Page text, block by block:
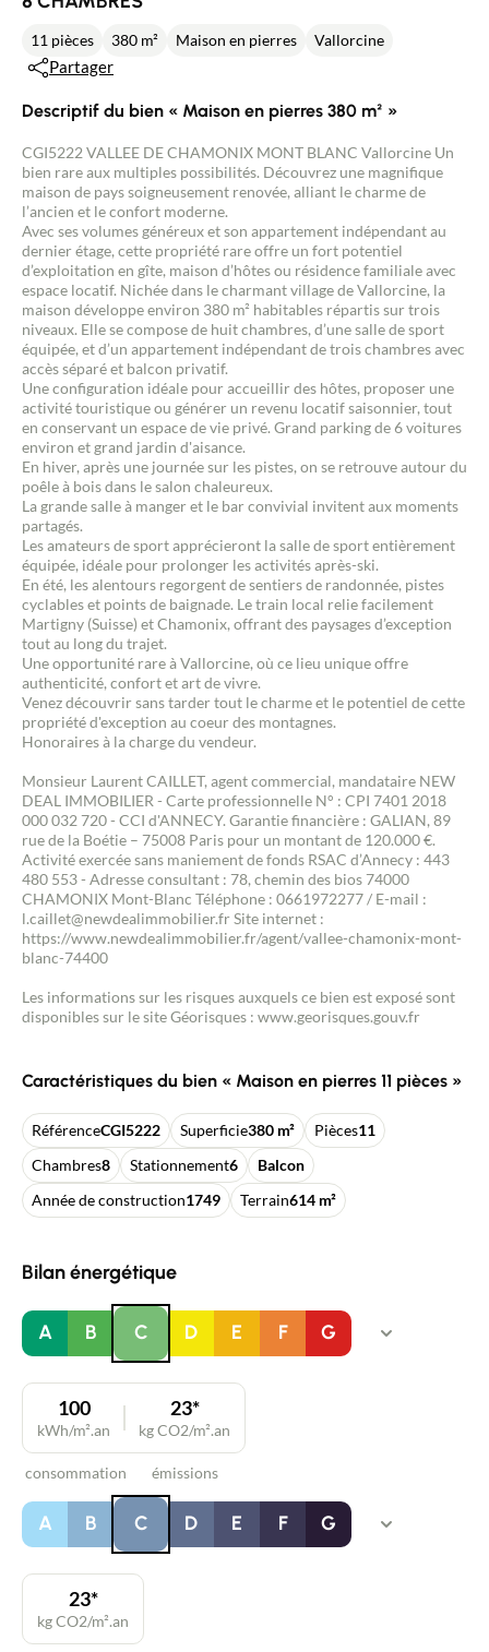
11 pièces 380 m² Maison en pierres Vallorcine
Partager
Descriptif du bien « Maison en pierres 380 m² »
CGI5222 VALLEE DE CHAMONIX MONT BLANC Vallorcine Un
bien rare aux multiples possibilités. Découvrez une magnifique
maison de pays soigneusement renovée, alliant le charme de
l’ancien et le confort moderne.
Avec ses volumes généreux et son appartement indépendant au
dernier étage, cette propriété rare offre un fort potentiel
d’exploitation en gîte, maison d’hôtes ou résidence familiale avec
espace locatif. Nichée dans le charmant village de Vallorcine, la
maison développe environ 380 m² habitables répartis sur trois
niveaux. Elle se compose de huit chambres, d’une salle de sport
équipée, et d’un appartement indépendant de trois chambres avec
accès séparé et balcon privatif.
Une configuration idéale pour accueillir des hôtes, proposer une
activité touristique ou générer un revenu locatif saisonnier, tout
en conservant un espace de vie privé. Grand parking de 6 voitures
environ et grand jardin d'aisance.
En hiver, après une journée sur les pistes, on se retrouve autour du
poêle à bois dans le salon chaleureux.
La grande salle à manger et le bar convivial invitent aux moments
partagés.
Les amateurs de sport apprécieront la salle de sport entièrement
équipée, idéale pour prolonger les activités après-ski.
En été, les alentours regorgent de sentiers de randonnée, pistes
cyclables et points de baignade. Le train local relie facilement
Martigny (Suisse) et Chamonix, offrant des paysages d’exception
tout au long du trajet.
Une opportunité rare à Vallorcine, où ce lieu unique offre
authenticité, confort et art de vivre.
Venez découvrir sans tarder tout le charme et le potentiel de cette
propriété d'exception au coeur des montagnes.
Honoraires à la charge du vendeur.
Monsieur Laurent CAILLET, agent commercial, mandataire NEW
DEAL IMMOBILIER - Carte professionnelle N° : CPI 7401 2018
000 032 720 - CCI d'ANNECY. Garantie financière : GALIAN, 89
rue de la Boétie – 75008 Paris pour un montant de 120.000 €.
Activité exercée sans maniement de fonds RSAC d’Annecy : 443
480 553 - Adresse consultant : 78, chemin des bios 74000
CHAMONIX Mont-Blanc Téléphone : 0661972277 / E-mail :
l.caillet@newdealimmobilier.fr Site internet :
https://www.newdealimmobilier.fr/agent/vallee-chamonix-mont-
blanc-74400
Les informations sur les risques auxquels ce bien est exposé sont
disponibles sur le site Géorisques : www.georisques.gouv.fr
Caractéristiques du bien « Maison en pierres 11 pièces »
RéférenceCGI5222 Superficie380 m² Pièces11
Chambres8 Stationnement6
Balcon
Année de construction1749 Terrain614 m²
Bilan énergétique
A B C D E F G
consommation
100
kWh/m².an
émissions
23*
kg CO2/m².an
A B C D E F G
23*
kg CO2/m².an